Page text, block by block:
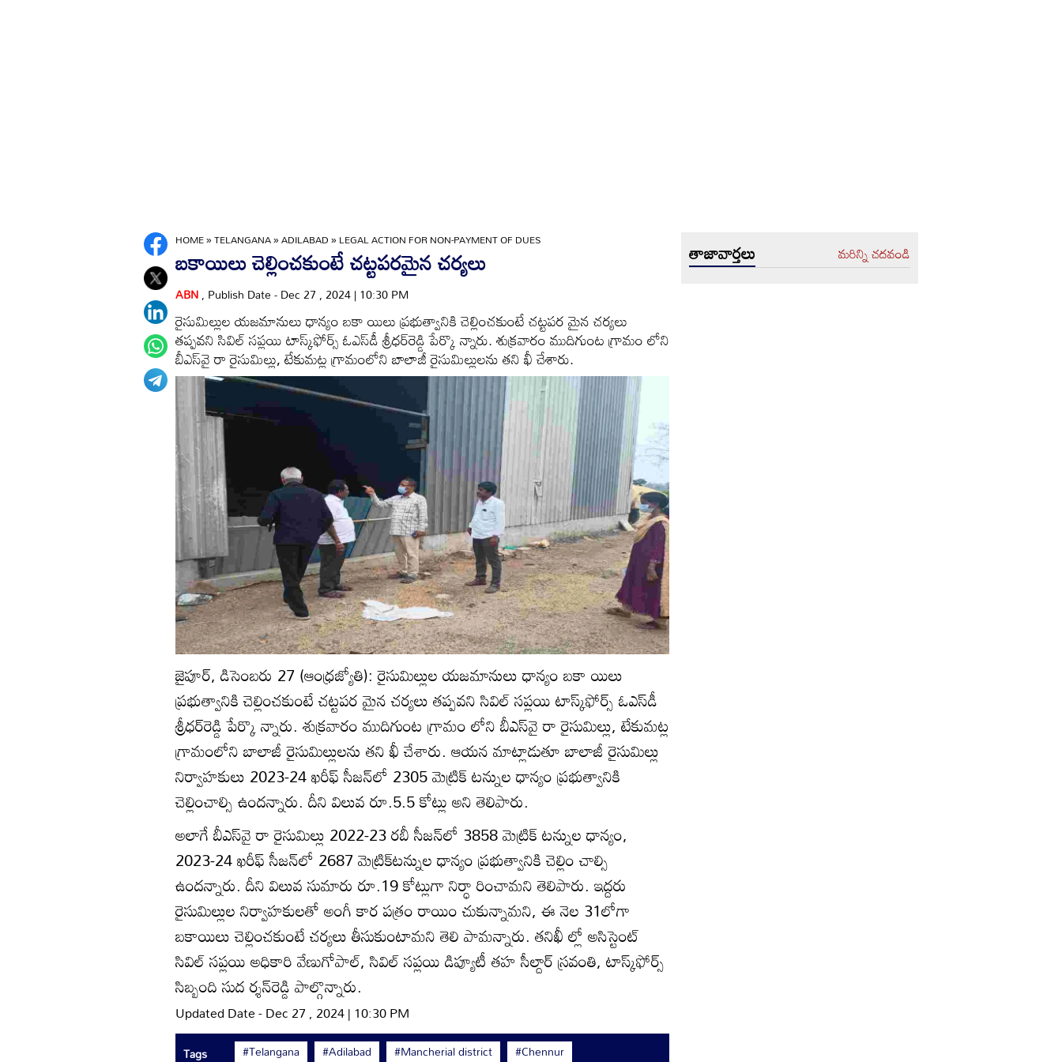
HOME»TELANGANA»ADILABAD»LEGAL ACTION FOR NON-PAYMENT OF DUES
బకాయిలు చెల్లించకుంటే చట్టపరమైన చర్యలు
ABN, Publish Date - Dec 27 , 2024 | 10:30 PM
రైసుమిల్లుల యజమానులు ధాన్యం బకా యిలు ప్రభుత్వానికి చెల్లించకుంటే చట్టపర మైన చర్యలు
తప్పవని సివిల్‌ సప్లయి టాస్క్‌ఫోర్స్‌ ఓఎస్‌డీ శ్రీధర్‌రెడ్డి పేర్కొ న్నారు. శుక్రవారం ముదిగుంట గ్రామం లోని
బీఎస్‌వై రా రైసుమిల్లు, టేకుమట్ల గ్రామంలోని బాలాజీ రైసుమిల్లులను తని ఖీ చేశారు.
జైపూర్‌, డిసెంబరు 27 (ఆంధ్రజ్యోతి): రైసుమిల్లుల యజమానులు ధాన్యం బకా యిలు
ప్రభుత్వానికి చెల్లించకుంటే చట్టపర మైన చర్యలు తప్పవని సివిల్‌ సప్లయి టాస్క్‌ఫోర్స్‌ ఓఎస్‌డీ
శ్రీధర్‌రెడ్డి పేర్కొ న్నారు. శుక్రవారం ముదిగుంట గ్రామం లోని బీఎస్‌వై రా రైసుమిల్లు, టేకుమట్ల
గ్రామంలోని బాలాజీ రైసుమిల్లులను తని ఖీ చేశారు. ఆయన మాట్లాడుతూ బాలాజీ రైసుమిల్లు
నిర్వాహకులు 2023-24 ఖరీఫ్‌ సీజన్‌లో 2305 మెట్రిక్‌ టన్నుల ధాన్యం ప్రభుత్వానికి
చెల్లించాల్సి ఉందన్నారు. దీని విలువ రూ.5.5 కోట్లు అని తెలిపారు.
అలాగే బీఎస్‌వై రా రైసుమిల్లు 2022-23 రబీ సీజన్‌లో 3858 మెట్రిక్‌ టన్నుల ధాన్యం,
2023-24 ఖరీఫ్‌ సీజన్‌లో 2687 మెట్రిక్‌టన్నుల ధాన్యం ప్రభుత్వానికి చెల్లిం చాల్సి
ఉందన్నారు. దీని విలువ సుమారు రూ.19 కోట్లుగా నిర్ధా రించామని తెలిపారు. ఇద్దరు
రైసుమిల్లుల నిర్వాహకులతో అంగీ కార పత్రం రాయిం చుకున్నామని, ఈ నెల 31లోగా
బకాయిలు చెల్లించకుంటే చర్యలు తీసుకుంటామని తెలి పామన్నారు. తనిఖీ ల్లో అసిస్టెంట్‌
సివిల్‌ సప్లయి అధికారి వేణుగోపాల్‌, సివిల్‌ సప్లయి డిప్యూటీ తహ సీల్దార్‌ స్రవంతి, టాస్క్‌ఫోర్స్‌
సిబ్బంది సుద ర్శన్‌రెడ్డి పాల్గొన్నారు.
Updated Date - Dec 27 , 2024 | 10:30 PM
Tags #Telangana #Adilabad #Mancherial district #Chennur
తాజావార్తలు మరిన్ని చదవండి